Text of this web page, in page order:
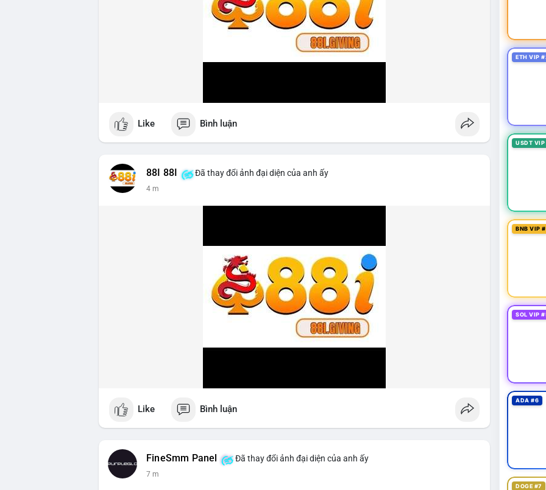
Like Bình luận
88I 88I Đã thay đổi ảnh đại diện của anh ấy
4 m
Like Bình luận
FineSmm Panel Đã thay đổi ảnh đại diện của anh ấy
7 m
ETH VIP
USDT
BNB VIP
SOL VIP
ADA #6
DOGE #7